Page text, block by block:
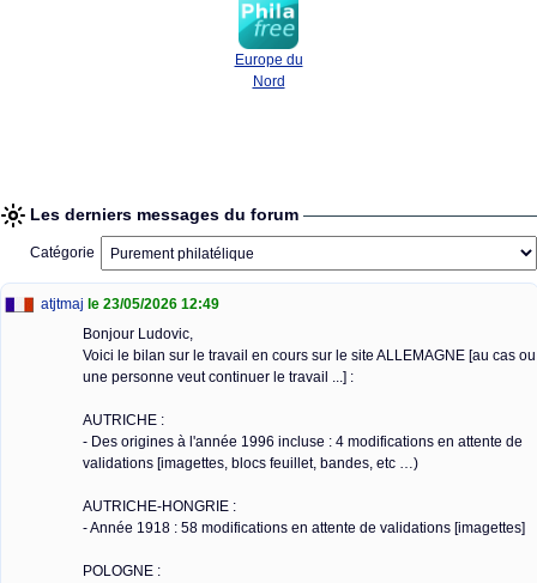
Europe du
Nord
Les derniers messages du forum
Catégorie
atjtmaj le 23/05/2026 12:49
Bonjour Ludovic,
Voici le bilan sur le travail en cours sur le site ALLEMAGNE [au cas ou
une personne veut continuer le travail ...] :
AUTRICHE :
- Des origines à l'année 1996 incluse : 4 modifications en attente de
validations [imagettes, blocs feuillet, bandes, etc …)
AUTRICHE-HONGRIE :
- Année 1918 : 58 modifications en attente de validations [imagettes]
POLOGNE :